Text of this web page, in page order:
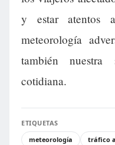
y estar atentos
meteorología
también nuestra
cotidiana.
ETIQUETAS
meteorología
tráfico